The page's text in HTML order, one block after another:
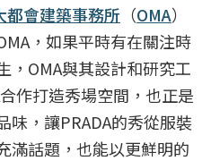
都會建築事務所 （OMA）
，如果平時有在關注時
，OMA與其設計和研究工
作打造秀場空間，也正是
味，讓PRADA的秀從服裝
滿話題，也能以更鮮明的